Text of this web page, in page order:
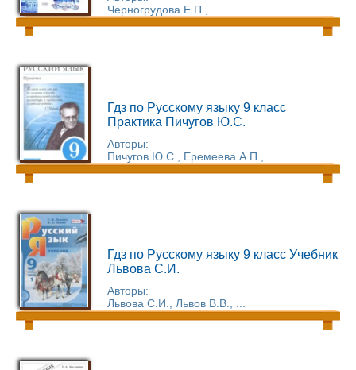
Черногрудова Е.П.,
Гдз по Русскому языку 9 класс
Практика Пичугов Ю.С.
Авторы:
Пичугов Ю.С., Еремеева А.П., ...
Гдз по Русскому языку 9 класс Учебник
Львова С.И.
Авторы:
Львова С.И., Львов В.В., ...